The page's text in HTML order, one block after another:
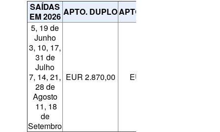
SAÍDAS
EM 2026 APTO. DUPLOAPTO. INDIVIDUAL
5, 19 de
Junho
3, 10, 17,
31 de
Julho
7, 14, 21,
28 de
Agosto
11, 18
de
Setembro
EUR 2.870,00 EUR 4.070,00